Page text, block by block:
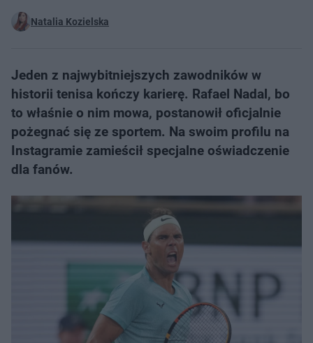
Natalia Kozielska
Jeden z najwybitniejszych zawodników w
historii tenisa kończy karierę. Rafael Nadal, bo
to właśnie o nim mowa, postanowił oficjalnie
pożegnać się ze sportem. Na swoim profilu na
Instagramie zamieścił specjalne oświadczenie
dla fanów.